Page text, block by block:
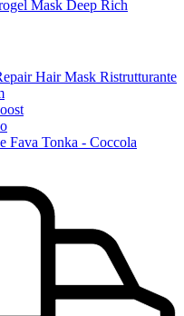
Mask Deep Rich
Hair Mask Ristrutturante
Fava Tonka - Coccola